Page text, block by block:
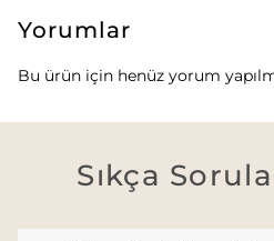
Yorumlar
Bu ürün için henüz yorum
Sıkça